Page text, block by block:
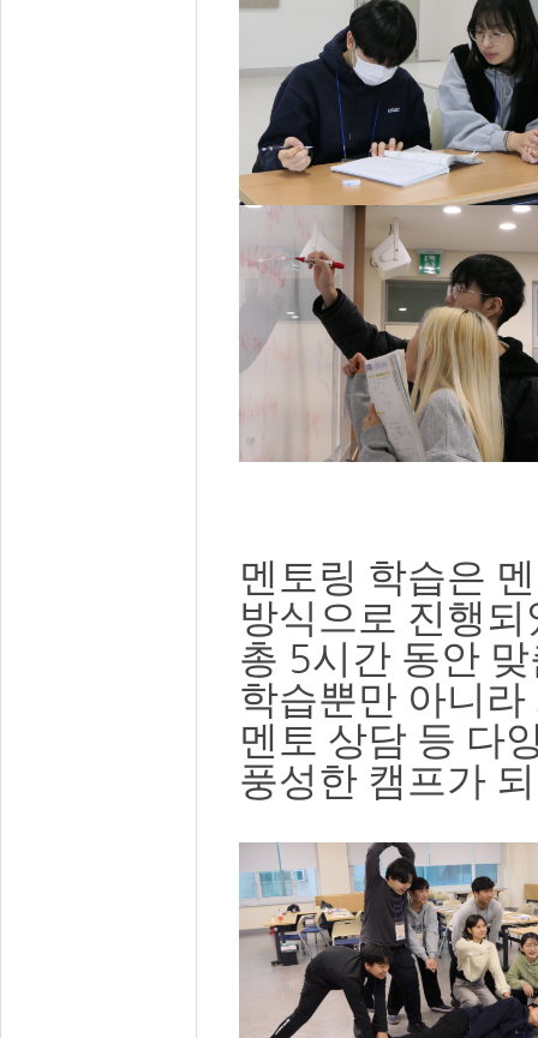
멘토링 학습은
방식으로 진행되
총 5시간 동안
학습뿐만 아니라
멘토 상담 등 다
풍성한 캠프가